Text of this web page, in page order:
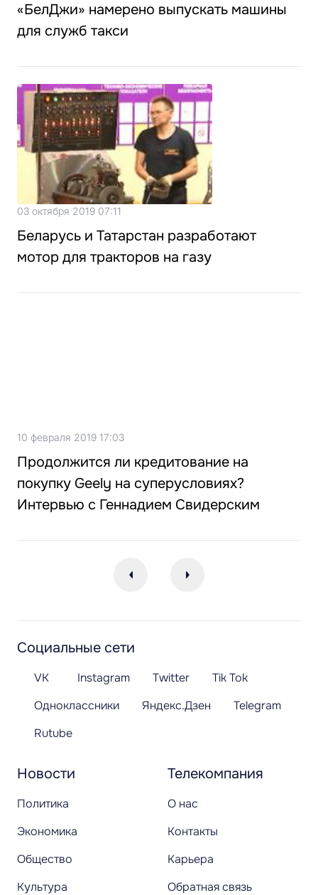
«БелДжи» намерено выпускать машины
для служб такси
03 октября 2019 07:11
Беларусь и Татарстан разработают
мотор для тракторов на газу
10 февраля 2019 17:03
Продолжится ли кредитование на
покупку Geely на суперусловиях?
Интервью с Геннадием Свидерским
Новости
Политика
Экономика
Общество
Культура
Телекомпания
О нас
Контакты
Карьера
Обратная связь
Социальные сети
VK Instagram Twitter
Tik Tok
Одноклассники
Яндекс.Дзен
Telegram
Rutube